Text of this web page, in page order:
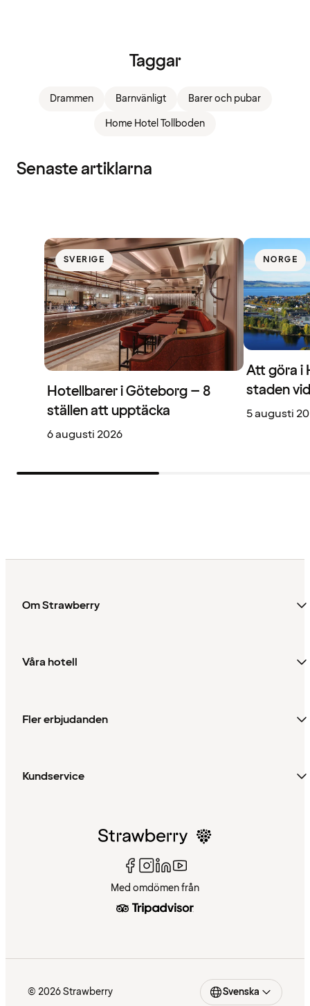
Taggar
Drammen Barnvänligt
Barer och pubar
Home Hotel Tollboden
Senaste artiklarna
SVERIGE
Hotellbarer i Göteborg – 8
ställen att upptäcka
6 augusti 2026
NORGE
Att göra i
staden
5 augusti
Om Strawberry
Våra hotell
Fler erbjudanden
Kundservice
Med omdömen från
© 2026 Strawberry Svenska